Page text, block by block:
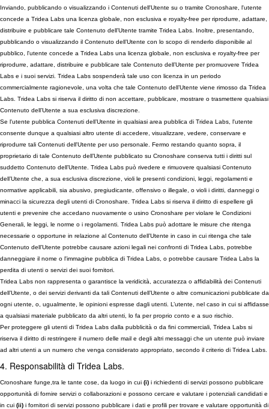
Inviando, pubblicando o visualizzando i Contenuti dell'Utente su o tramite Cronoshare, l'utente
concede a Tridea Labs una licenza globale, non esclusiva e royalty-free per riprodurre, adattare,
distribuire e pubblicare tale Contenuto dell’Utente tramite Tridea Labs. Inoltre, presentando,
pubblicando o visualizzando il Contenuto dell’Utente con lo scopo di renderlo disponibile al
pubblico, l'utente concede a Tridea Labs una licenza globale, non esclusiva e royalty-free per
riprodurre, adattare, distribuire e pubblicare tale Contenuto dell’Utente per promuovere Tridea
Labs e i suoi servizi. Tridea Labs sospenderà tale uso con licenza in un periodo
commercialmente ragionevole, una volta che tale Contenuto dell’Utente viene rimosso da Tridea
Labs. Tridea Labs si riserva il diritto di non accettare, pubblicare, mostrare o trasmettere qualsiasi
Contenuto dell’Utente a sua esclusiva discrezione.
Se l'utente pubblica Contenuti dell’Utente in qualsiasi area pubblica di Tridea Labs, l'utente
consente dunque a qualsiasi altro utente di accedere, visualizzare, vedere, conservare e
riprodurre tali Contenuti dell'Utente per uso personale. Fermo restando quanto sopra, il
proprietario di tale Contenuto dell’Utente pubblicato su Cronoshare conserva tutti i diritti sul
suddetto Contenuto dell’Utente. Tridea Labs può rivedere e rimuovere qualsiasi Contenuto
dell’Utente che, a sua esclusiva discrezione, violi le presenti condizioni, leggi, regolamenti e
normative applicabili, sia abusivo, pregiudicante, offensivo o illegale, o violi i diritti, danneggi o
minacci la sicurezza degli utenti di Cronoshare. Tridea Labs si riserva il diritto di espellere gli
utenti e prevenire che accedano nuovamente o usino Cronoshare per violare le Condizioni
Generali, le leggi, le norme o i regolamenti. Tridea Labs può adottare le misure che ritenga
necessarie o opportune in relazione al Contenuto dell’Utente in caso in cui ritenga che tale
Contenuto dell’Utente potrebbe causare azioni legali nei confronti di Tridea Labs, potrebbe
danneggiare il nome o l'immagine pubblica di Tridea Labs, o potrebbe causare Tridea Labs la
perdita di utenti o servizi dei suoi fornitori.
Tridea Labs non rappresenta o garantisce la veridicità, accuratezza o affidabilità dei Contenuti
dell’Utente, o dei servizi derivanti da tali Contenuti dell’Utente o altre comunicazioni pubblicate da
ogni utente, o, ugualmente, le opinioni espresse dagli utenti. L’utente, nel caso in cui si affidasse
a qualsiasi materiale pubblicato da altri utenti, lo fa per proprio conto e a suo rischio.
Per proteggere gli utenti di Tridea Labs dalla pubblicità o da fini commerciali, Tridea Labs si
riserva il diritto di restringere il numero delle mail e degli altri messaggi che un utente può inviare
ad altri utenti a un numero che venga considerato appropriato, secondo il criterio di Tridea Labs.
4. Responsabilità di Tridea Labs.
Cronoshare funge,tra le tante cose, da luogo in cui (i) i richiedenti di servizi possono pubblicare
opportunità di fornire servizi o collaborazioni e possono cercare e valutare i potenziali candidati e
in cui (ii) i fornitori di servizi possono pubblicare i dati e profili per trovare e valutare opportunità di